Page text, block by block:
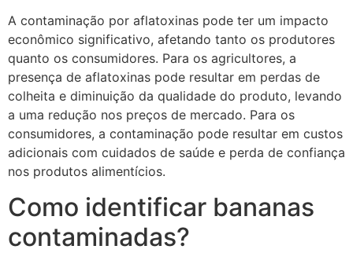
A contaminação por aflatoxinas pode ter um impacto
econômico significativo, afetando tanto os produtores
quanto os consumidores. Para os agricultores, a
presença de aflatoxinas pode resultar em perdas de
colheita e diminuição da qualidade do produto, levando
a uma redução nos preços de mercado. Para os
consumidores, a contaminação pode resultar em custos
adicionais com cuidados de saúde e perda de confiança
nos produtos alimentícios.
Como identificar bananas
contaminadas?